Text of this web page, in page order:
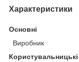
Характеристики
Основні
Виробник